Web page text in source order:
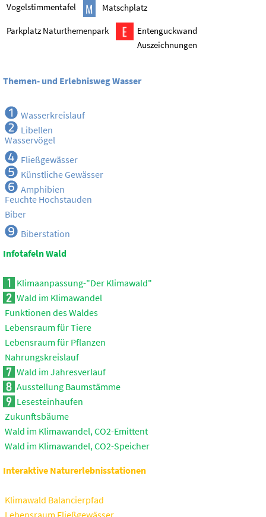
Vogelstimmentafel
Matschplatz
Parkplatz Naturthemenpark
Entenguckwand
Auszeichnungen
Themen- und Erlebnisweg Wasser
Wasserkreislauf
Libellen
Wasservögel
Fließgewässer
Künstliche Gewässer
Amphibien
Feuchte Hochstauden
Biber
Biberstation
Infotafeln Wald
Klimaanpassung-"Der Klimawald"
Wald im Klimawandel
Funktionen des Waldes
Lebensraum für Tiere
Lebensraum für Pflanzen
Nahrungskreislauf
Wald im Jahresverlauf
Ausstellung Baumstämme
Lesesteinhaufen
Zukunftsbäume
Wald im Klimawandel, CO2-Emittent
Wald im Klimawandel, CO2-Speicher
Interaktive Naturerlebnisstationen
Klimawald Balancierpfad
Lebensraum Fließgewässer